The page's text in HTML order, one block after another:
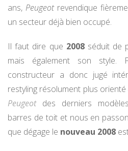
ans, Peugeotrevendique
un secteur déjà bien occupé.
Il faut dire que 2008séduit de
mais également son
constructeur a donc jugé
restyling résolument plus
Peugeotdes derniers
barres de toit et nous en
que dégage le nouveau 2008